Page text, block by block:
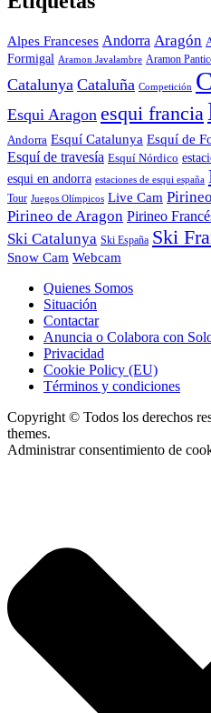
Alpes Franceses Andorra Aragón
Formigal Aramon Javalambre Aramon
Catalunya Cataluña Competición
Esqui Aragon esqui francia
Andorra Esquí Catalunya Esquí de
Esquí de travesía Esquí Nórdico
esqui en andorra estaciones de esqui españa
Tour Juegos Olímpicos Live Cam
Pirineo de Aragon Pirineo
Ski Catalunya Ski España Ski
Snow Cam Webcam
Quienes Somos
Situación
Contactar
Anuncia o Colabora con
Privacidad
Cookie Policy (EU)
Términos y condiciones
Copyright © Todos los derechos
themes.
Administrar consentimiento de